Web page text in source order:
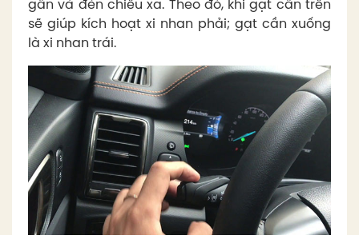
gần và đèn chiếu xa. Theo đó, khi gạt cần trên
sẽ giúp kích hoạt xi nhan phải; gạt cần xuống
là xi nhan trái.